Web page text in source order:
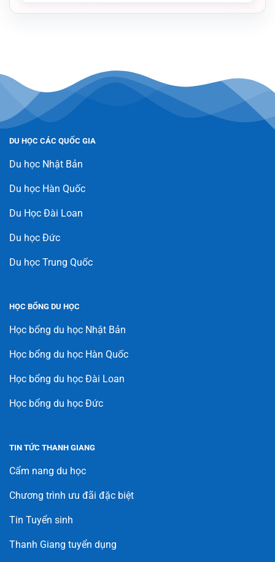
DU HỌC CÁC QUỐC GIA
Du học Nhật Bản
Du học Hàn Quốc
Du Học Đài Loan
Du học Đức
Du học Trung Quốc
HỌC BỔNG DU HỌC
Học bổng du học Nhật Bản
Học bổng du học Hàn Quốc
Học bổng du học Đài Loan
Học bổng du học Đức
TIN TỨC THANH GIANG
Cẩm nang du học
Chương trình ưu đãi đặc biệt
Tin Tuyển sinh
Thanh Giang tuyển dụng